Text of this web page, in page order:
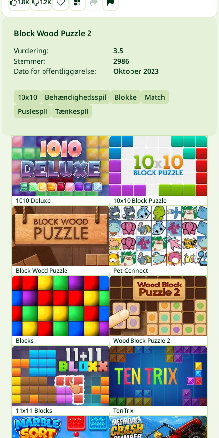
1.8K 1.2K
Block Wood Puzzle 2
Vurdering:
3.5
Stemmer:
2986
Dato for offentliggørelse:
Oktober 2023
10x10 Behændighedsspil Blokke
Match
Puslespil
Tænkespil
1010 Deluxe 10x10 Block Puzzle
Block Wood Puzzle Pet Connect
Blocks Wood Block Puzzle 2
11x11 Blocks TenTrix